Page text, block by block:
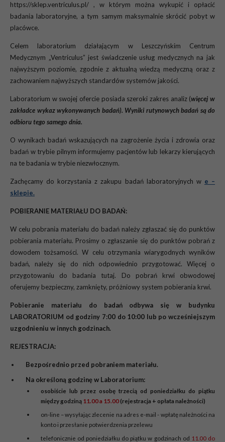
https://sklep.ventriculus.pl/ , w którym można wykupić i opłacić
badania laboratoryjne, a tym samym maksymalnie skrócić pobyt w
placówce.
Celem laboratorium działającym w Leszczyńskim Centrum
Medycznym „Ventriculus” jest świadczenie usług medycznych na jak
najwyższym poziomie, zgodnie z aktualną wiedzą medyczną oraz z
zachowaniem najwyższych standardów systemów jakości.
Laboratorium w swojej ofercie posiada szeroki zakres analiz (więcej w
zakładce wykaz wykonywanych badań). Wyniki rutynowych badań są do
odbioru tego samego dnia.
O wynikach badań wskazujących na zagrożenie życia i zdrowia oraz
badań w trybie pilnym informujemy pacjentów lub lekarzy kierujących
na te badania w trybie niezwłocznym.
Zachęcamy do korzystania z zakupu badań laboratoryjnych w e –
sklepie.
POBIERANIE MATERIAŁU DO BADAŃ:
W celu pobrania materiału do badań należy zgłaszać się do punktów
pobierania materiału. Prosimy o zgłaszanie się do punktów pobrań z
dowodem tożsamości. W celu otrzymania wiarygodnych wyników
badań, należy się do nich odpowiednio przygotować. Więcej o
przygotowaniu do badania tutaj. Do pobrań krwi obwodowej
oferujemy bezpieczny, zamknięty, próżniowy system pobierania krwi.
Pobieranie materiału do badań odbywa się w budynku
LABORATORIUM od godziny 7:00 do 10:00 lub po wcześniejszym
uzgodnieniu w innych godzinach.
REJESTRACJA:
Bezpośrednio przed pobraniem materiału.
Na określoną godzinę w Laboratorium:
osobiście lub przez osobę trzecią od poniedziałku do piątku
między godziną 11.00 a 15.00(rejestracja + opłata należności)
on-line – wysyłając zlecenie na adres e-mail - wpłatę należności na
konto i przesłanie potwierdzenia przelewu
telefonicznie od poniedziałku do piątku w godzinach od 11.00 do